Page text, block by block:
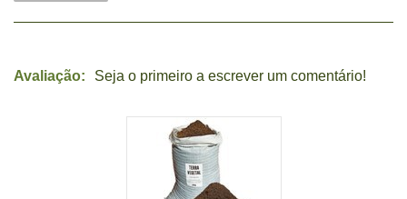
Avaliação: Seja o primeiro a escrever um comentário!